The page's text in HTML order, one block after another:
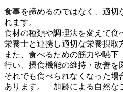
食事を諦めるのではなく、適切
れます。
食材の種類や調理法を変えて食
栄養士と連携し適切な栄養摂取
また、食べるための筋力や嚥
行い、摂食機能の維持・改善を
それでも食べられなくなった場
あります。「加齢による自然な